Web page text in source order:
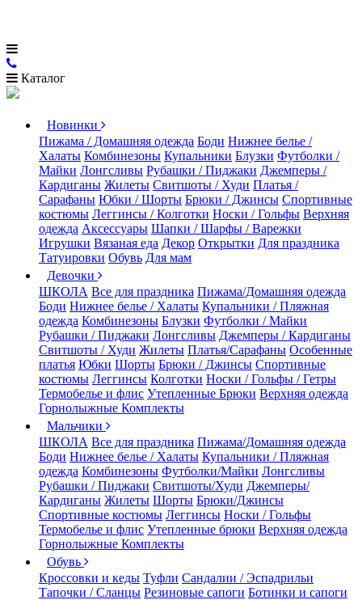
Каталог
Новинки
Пижама / Домашняя одежда Боди Нижнее белье /
Халаты Комбинезоны Купальники Блузки Футболки /
Майки Лонгсливы Рубашки / Пиджаки Джемперы /
Кардиганы Жилеты Свитшоты / Худи Платья /
Сарафаны Юбки / Шорты Брюки / Джинсы Спортивные
костюмы Леггинсы / Колготки Носки / Гольфы Верхняя
одежда Аксессуары Шапки / Шарфы / Варежки
Игрушки Вязаная еда Декор Открытки Для праздника
Татуировки Обувь Для мам
Девочки
ШКОЛА Все для праздника Пижама/Домашняя одежда
Боди Нижнее белье / Халаты Купальники / Пляжная
одежда Комбинезоны Блузки Футболки / Майки
Рубашки / Пиджаки Лонгсливы Джемперы / Кардиганы
Свитшоты / Худи Жилеты Платья/Сарафаны Особенные
платья Юбки Шорты Брюки / Джинсы Спортивные
костюмы Леггинсы Колготки Носки / Гольфы / Гетры
Термобелье и флис Утепленные Брюки Верхняя одежда
Горнолыжные Комплекты
Мальчики
ШКОЛА Все для праздника Пижама/Домашняя одежда
Боди Нижнее белье / Халаты Купальники / Пляжная
одежда Комбинезоны Футболки/Майки Лонгсливы
Рубашки / Пиджаки Свитшоты/Худи Джемперы/
Кардиганы Жилеты Шорты Брюки/Джинсы
Спортивные костюмы Леггинсы Носки / Гольфы
Термобелье и флис Утепленные брюки Верхняя одежда
Горнолыжные Комплекты
Обувь
Кроссовки и кеды Туфли Сандалии / Эспадрильи
Тапочки / Сланцы Резиновые сапоги Ботинки и сапоги